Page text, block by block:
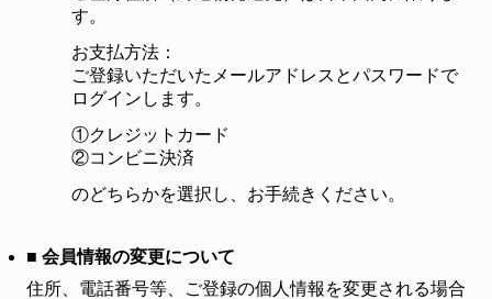
す。
お支払方法：
ご登録いただいたメールアドレスとパスワードで
ログインします。
①クレジットカード
②コンビニ決済
のどちらかを選択し、お手続きください。
■ 会員情報の変更について
住所、電話番号等、ご登録の個人情報を変更される場合